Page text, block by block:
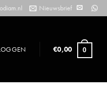
Nieuwsbrief
€0,00 0